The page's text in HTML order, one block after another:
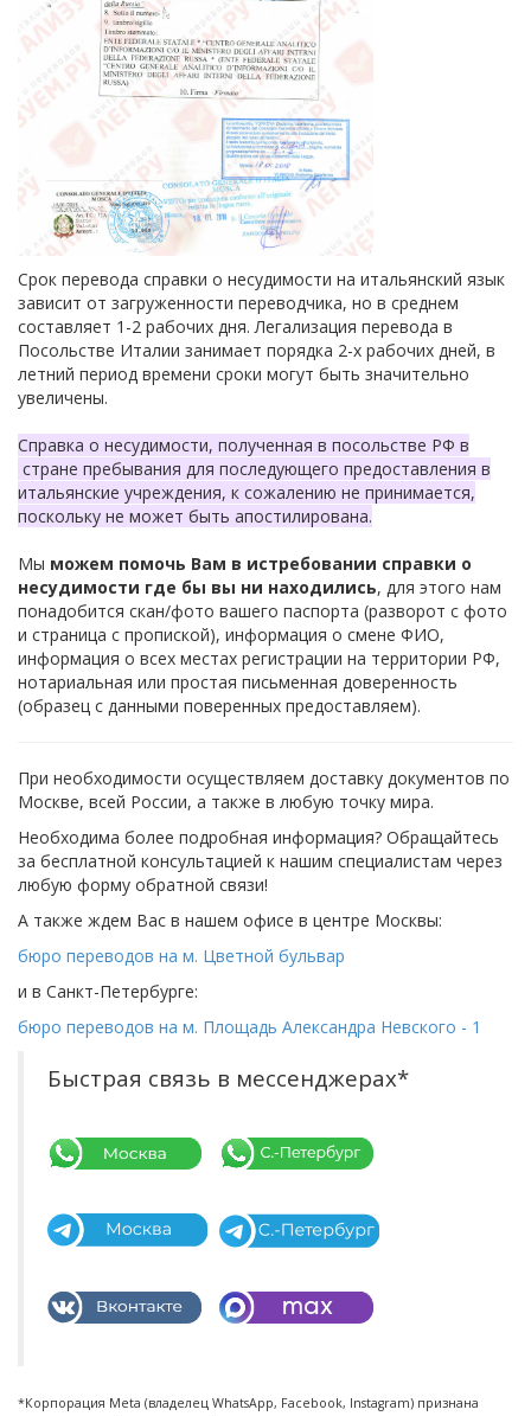
Срок перевода справки о несудимости на итальянский язык
зависит от загруженности переводчика, но в среднем
составляет 1-2 рабочих дня. Легализация перевода в
Посольстве Италии занимает порядка 2-х рабочих дней, в
летний период времени сроки могут быть значительно
увеличены.
Справка о несудимости, полученная в посольстве РФ в
стране пребывания для последующего предоставления в
итальянские учреждения, к сожалению не принимается,
поскольку не может быть апостилирована.
Мы можем помочь Вам в истребовании справки о
несудимости где бы вы ни находились, для этого нам
понадобится скан/фото вашего паспорта (разворот с фото
и страница с пропиской), информация о смене ФИО,
информация о всех местах регистрации на территории РФ,
нотариальная или простая письменная доверенность
(образец с данными поверенных предоставляем).
При необходимости осуществляем доставку документов по
Москве, всей России, а также в любую точку мира.
Необходима более подробная информация? Обращайтесь
за бесплатной консультацией к нашим специалистам через
любую форму обратной связи!
А также ждем Вас в нашем офисе в центре Москвы:
бюро переводов на м. Цветной бульвар
и в Санкт-Петербурге:
бюро переводов на м. Площадь Александра Невского - 1
Быстрая связь в мессенджерах*
*Корпорация Meta (владелец WhatsApp, Facebook, Instagram) признана